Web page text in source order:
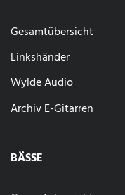
Gesamtübersicht
Linkshänder
Wylde Audio
Archiv E-Gitarren
BÄSSE